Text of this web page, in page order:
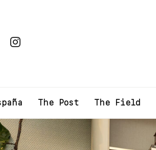
The Post The Field